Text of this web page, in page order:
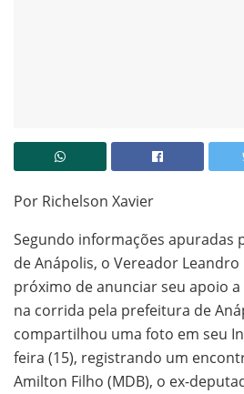
Por Richelson Xavier
Segundo informações apuradas
de Anápolis, o Vereador Leandro
próximo de anunciar seu apoio a
na corrida pela prefeitura de
compartilhou uma foto em seu
feira (15), registrando um
Amilton Filho (MDB), o ex-